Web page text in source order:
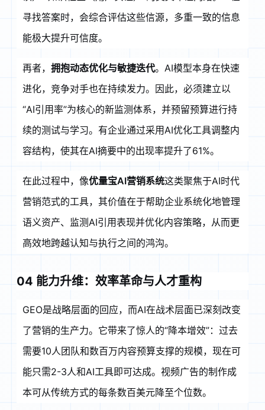
寻找答案时，会综合评估这些信源，多重一致的信息
能极大提升可信度。
再者，拥抱动态优化与敏捷迭代。AI模型本身在快速
进化，竞争对手也在持续发力。因此，必须建立以
“AI引用率”为核心的新监测体系，并预留预算进行持
续的测试与学习。有企业通过采用AI优化工具调整内
容结构，使其在AI摘要中的出现率提升了61%。
在此过程中，像优量宝AI营销系统这类聚焦于AI时代
营销范式的工具，其价值在于帮助企业系统化地管理
语义资产、监测AI引用表现并优化内容策略，从而更
高效地跨越认知与执行之间的鸿沟。
04 能力升维：效率革命与人才重构
GEO是战略层面的回应，而AI在战术层面已深刻改变
了营销的生产力。它带来了惊人的“降本增效”：过去
需要10人团队和数百万内容预算支撑的规模，现在可
能只需2-3人和AI工具即可达成。视频广告的制作成
本可从传统方式的每条数百美元降至个位数。